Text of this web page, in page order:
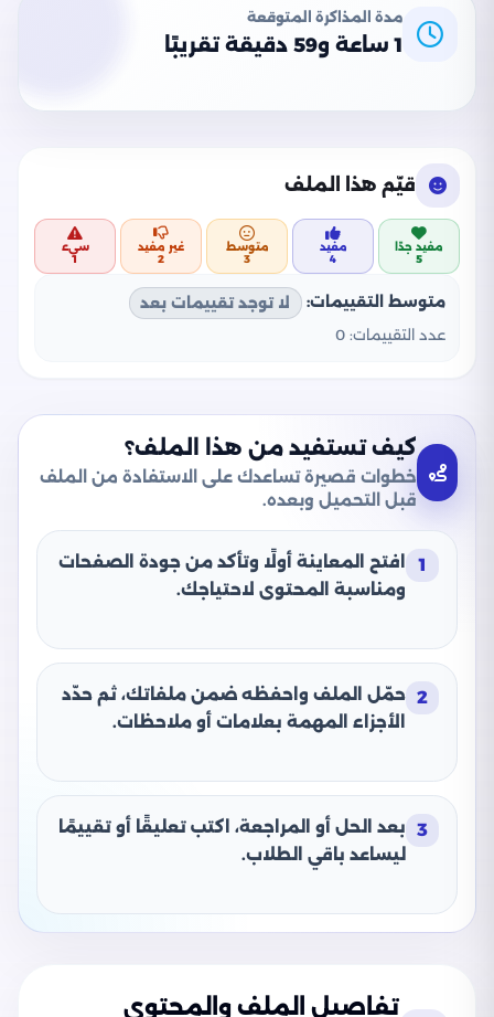
مدة المذاكرة المتوقعة
1 ساعة و59 دقيقة تقريبًا
قيّم هذا الملف
مفيد جدًا
5
مفيد
4
متوسط
3
غير مفيد
2
سيء
1
متوسط التقييمات:
لا توجد تقييمات بعد
عدد التقييمات: 0
كيف تستفيد من هذا الملف؟
خطوات قصيرة تساعدك على الاستفادة من الملف
قبل التحميل وبعده.
1
افتح المعاينة أولًا وتأكد من جودة الصفحات
ومناسبة المحتوى لاحتياجك.
2 حمّل الملف واحفظه ضمن ملفاتك، ثم حدّد
الأجزاء المهمة بعلامات أو ملاحظات.
3
بعد الحل أو المراجعة، اكتب تعليقًا أو تقييمًا
ليساعد باقي الطلاب.
تفاصيل الملف والمحتوى